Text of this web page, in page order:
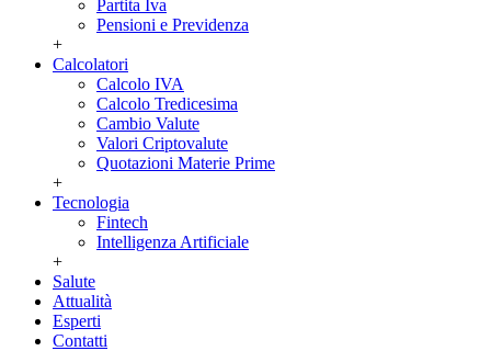
Partita Iva
Pensioni e Previdenza
+
Calcolatori
Calcolo IVA
Calcolo Tredicesima
Cambio Valute
Valori Criptovalute
Quotazioni Materie Prime
+
Tecnologia
Fintech
Intelligenza Artificiale
+
Salute
Attualità
Esperti
Contatti